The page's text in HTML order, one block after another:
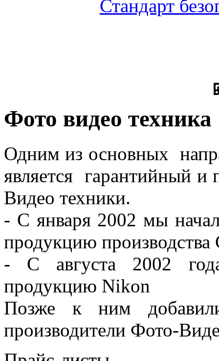
Стандарт
Фото видео техника
Одним из основных
является гарантийный и
Видео техники.
- C января 2002 мы
продукцию производства
- C августа 2002
продукцию Nikon
Позже к ним
производители Фото-